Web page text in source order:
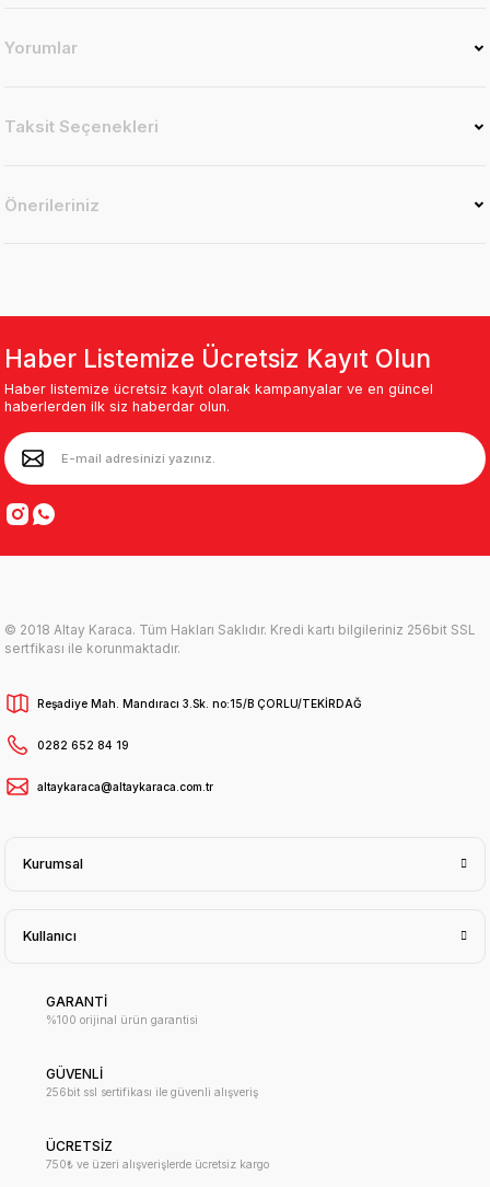
Yorumlar
Taksit Seçenekleri
Önerileriniz
Haber Listemize Ücretsiz Kayıt Olun
Haber listemize ücretsiz kayıt olarak kampanyalar ve en güncel
haberlerden ilk siz haberdar olun.
© 2018 Altay Karaca. Tüm Hakları Saklıdır. Kredi kartı bilgileriniz 256bit SSL
sertfikası ile korunmaktadır.
Reşadiye Mah. Mandıracı 3.Sk. no:15/B ÇORLU/TEKİRDAĞ
0282 652 84 19
altaykaraca@altaykaraca.com.tr
Kurumsal
Kullanıcı
GARANTİ
%100 orijinal ürün garantisi
GÜVENLİ
256bit ssl sertifikası ile güvenli alışveriş
ÜCRETSİZ
750₺ ve üzeri alışverişlerde ücretsiz kargo